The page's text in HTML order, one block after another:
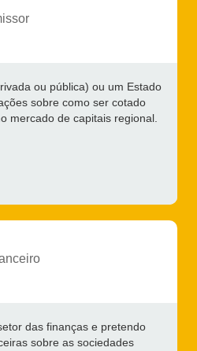
ou pública) ou um Estado
sobre como ser cotado
mercado de capitais regional.
das finanças e pretendo
sobre as sociedades